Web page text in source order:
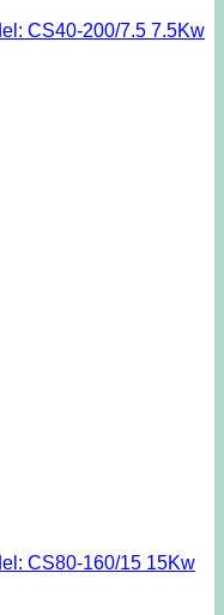
CS40-200/7.5 7.5Kw
CS80-160/15 15Kw